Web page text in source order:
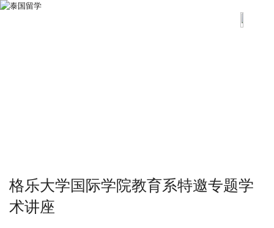
格乐大学国际学院教育系特邀专题学
术讲座